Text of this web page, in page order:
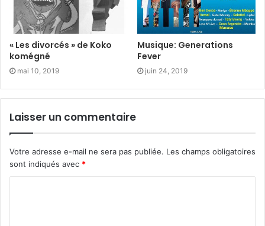
« Les divorcés » de Koko
komégné
mai 10, 2019
Musique: Generations
Fever
juin 24, 2019
Laisser un commentaire
Votre adresse e-mail ne sera pas publiée. Les champs obligatoires
sont indiqués avec *